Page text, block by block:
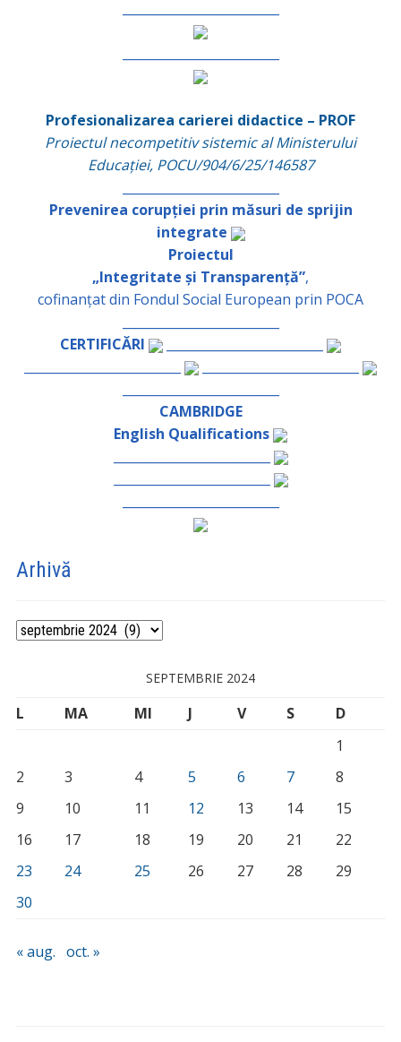
Profesionalizarea carierei didactice – PROF
Proiectul necompetitiv sistemic al Ministerului
Educației, POCU/904/6/25/146587
Prevenirea corupției prin măsuri de sprijin
integrate
Proiectul
„Integritate și Transparență”,
cofinanțat din Fondul Social European prin POCA
CERTIFICĂRI
CAMBRIDGE
English Qualifications
Arhivă
Arhivă
SEPTEMBRIE 2024
L MA MI J V S
D
1
2
3 4 5 6 7
8
9
10 11 12 13 14
15
16
17 18 19 20 21
22
23
24 25 26 27 28
29
30
« aug. oct. »